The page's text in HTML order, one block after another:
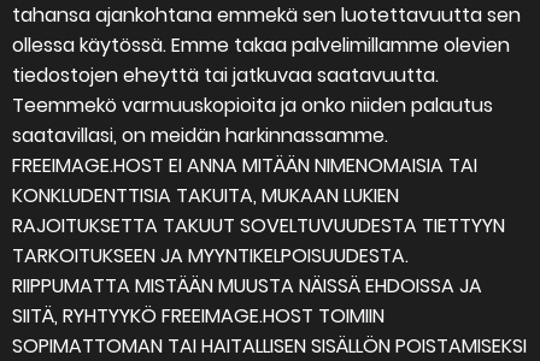
tahansa ajankohtana emmekä sen luotettavuutta sen
ollessa käytössä. Emme takaa palvelimillamme olevien
tiedostojen eheyttä tai jatkuvaa saatavuutta.
Teemmekö varmuuskopioita ja onko niiden palautus
saatavillasi, on meidän harkinnassamme.
FREEIMAGE.HOST EI ANNA MITÄÄN NIMENOMAISIA TAI
KONKLUDENTTISIA TAKUITA, MUKAAN LUKIEN
RAJOITUKSETTA TAKUUT SOVELTUVUUDESTA TIETTYYN
TARKOITUKSEEN JA MYYNTIKELPOISUUDESTA.
RIIPPUMATTA MISTÄÄN MUUSTA NÄISSÄ EHDOISSA JA
SIITÄ, RYHTYYKÖ FREEIMAGE.HOST TOIMIIN
SOPIMATTOMAN TAI HAITALLISEN SISÄLLÖN POISTAMISEKSI